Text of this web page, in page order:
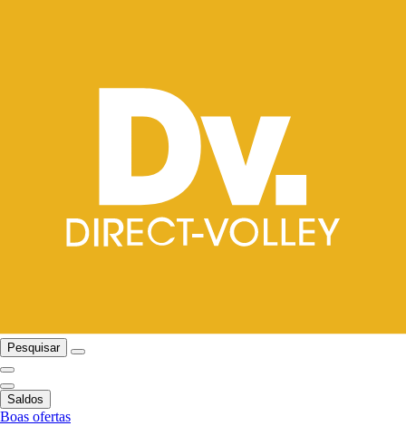
Pesquisar
Saldos
Boas ofertas